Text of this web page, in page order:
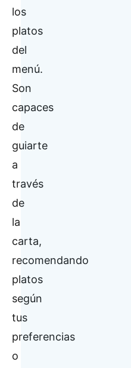
los
platos
del
menú.
Son
capaces
de
guiarte
a
través
de
la
carta,
recomendando
platos
según
tus
preferencias
o